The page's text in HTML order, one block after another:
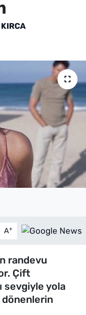
A+
randevu
Çift
sevgiyle yola
dönenlerin